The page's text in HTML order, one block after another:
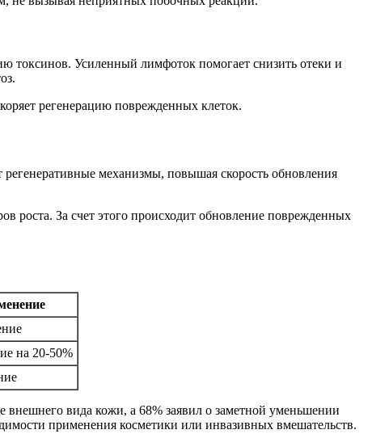
токсинов. Усиленный лимфоток помогает снизить отеки и
регенерацию поврежденных клеток.
регенеративные механизмы, повышая скорость обновления
роста. За счет этого происходит обновление поврежденных
на 20-50%
внешнего вида кожи, а 68% заявил о заметной уменьшении
применения косметики или инвазивных вмешательств.